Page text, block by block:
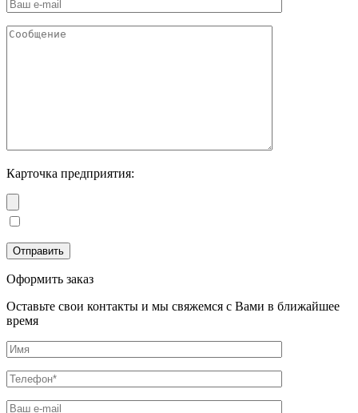
Карточка предприятия:
Оформить заказ
Оставьте свои контакты и мы свяжемся с Вами в ближайшее
время